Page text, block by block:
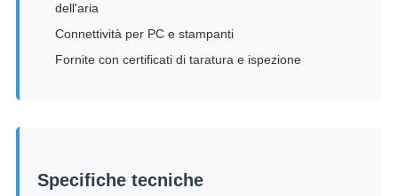
dell'aria
Connettività per PC e stampanti
Fornite con certificati di taratura e ispezione
Specifiche tecniche